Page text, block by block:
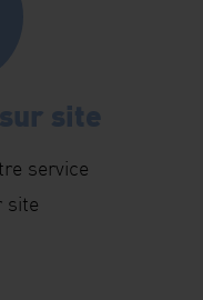
site
service
site